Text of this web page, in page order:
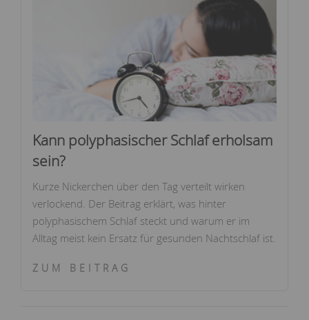
Kann polyphasischer Schlaf erholsam
sein?
Kurze Nickerchen über den Tag verteilt wirken
verlockend. Der Beitrag erklärt, was hinter
polyphasischem Schlaf steckt und warum er im
Alltag meist kein Ersatz für gesunden Nachtschlaf ist.
ZUM BEITRAG